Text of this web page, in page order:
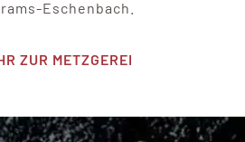
Eschenbach.
ZUR METZGEREI